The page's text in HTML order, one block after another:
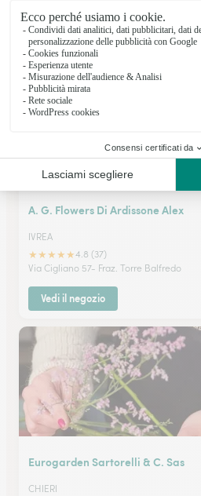
Via Cerca 39 - Fraz. Valle San Bartolomeo
Vedi il negozio
A. G. Flowers Di Ardissone Alex
IVREA
★★★★★4.8 (37)
Via Cigliano 57- Fraz. Torre Balfredo
Vedi il negozio
Eurogarden Sartorelli & C. Sas
CHIERI